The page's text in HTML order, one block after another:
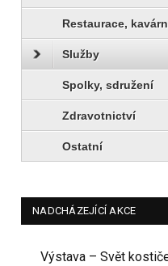
Restaurace,
Služby
Spolky, sdružení
Zdravotnictví
Ostatní
NADCHÁZEJÍCÍ AKCE
Výstava – Svět